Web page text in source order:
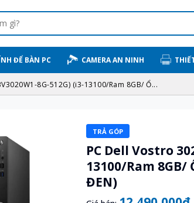
ĐỂ BÀN PC CAMERA AN NINH
8G-512G) (i3-13100/Ram 8GB/ Ổ...
TRẢ GÓP
PC Dell Vostro
13100/Ram 8GB/
ĐEN)